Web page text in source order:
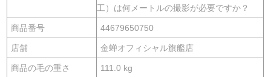
工）は何メートルの撮影が必要ですか？
商品番号 44679650750
店舗 金蝉オフィシャル旗艦店
商品の毛の重さ 111.0 kg